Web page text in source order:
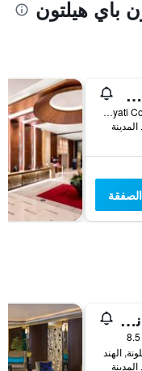
باي هيلتون
ذا كورينثيانز ريزورت
Nyati County, Nibm Annexe, فلونة, الهند
أوكوود ريزيدنس نايلور رود بون